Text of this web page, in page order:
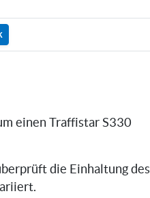
einen Traffistar S330
die Einhaltung des